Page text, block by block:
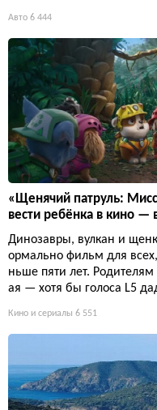
Авто 6 444
«Щенячий патруль:
вести ребёнка в кино —
Динозавры, вулкан и
ормально фильм для
ньше пяти лет.
ая — хотя бы голоса L5
Кино и сериалы 6 551